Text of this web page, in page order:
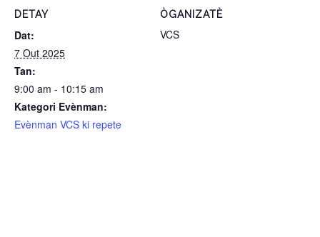
DETAY
Dat:
7 Out 2025
Tan:
9:00 am - 10:15 am
Kategori Evènman:
Evènman VCS ki repete
ÒGANIZATÈ
VCS